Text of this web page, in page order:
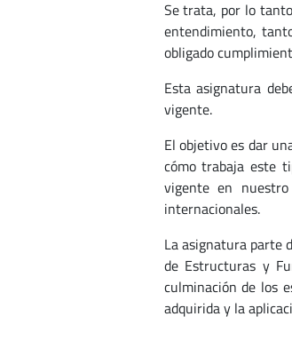
Se trata, por lo
entendimiento,
obligado
Esta asignatura
vigente.
El objetivo es dar
cómo trabaja este
vigente en
internacionales.
La asignatura parte
de Estructuras y
culminación de los
adquirida y la